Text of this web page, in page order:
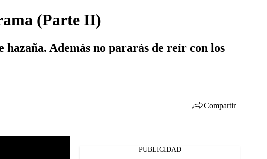
(Parte II)
Además no pararás de reír con los
Compartir
PUBLICIDAD